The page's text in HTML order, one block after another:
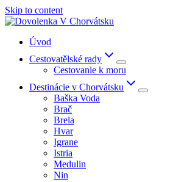
Skip to content
Úvod
Cestovatělské rady
Cestovanie k moru
Destinácie v Chorvátsku
Baška Voda
Brač
Brela
Hvar
Igrane
Istria
Medulin
Nin